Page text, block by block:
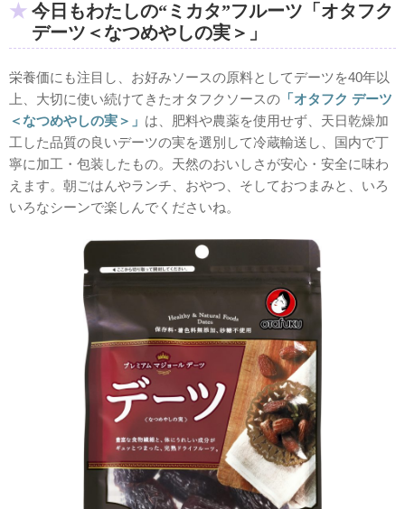
今日もわたしの“ミカタ”フルーツ「オタフク
デーツ＜なつめやしの実＞」
栄養価にも注目し、お好みソースの原料としてデーツを40年以
上、大切に使い続けてきたオタフクソースの 「オタフク デーツ
＜なつめやしの実＞」 は、肥料や農薬を使用せず、天日乾燥加
工した品質の良いデーツの実を選別して冷蔵輸送し、国内で丁
寧に加工・包装したもの。天然のおいしさが安心・安全に味わ
えます。朝ごはんやランチ、おやつ、そしておつまみと、いろ
いろなシーンで楽しんでくださいね。